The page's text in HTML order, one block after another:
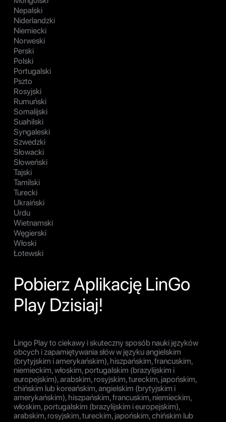
Nepalski
Niderlandzki
Niemiecki
Norweski
Perski
Polski
Portugalski
Pszto
Rosyjski
Rumuński
Somalijski
Suahilski
Syngaleski
Szwedzki
Słowacki
Słoweński
Tajski
Tamilski
Turecki
Ukraiński
Urdu
Wietnamski
Węgierski
Włoski
Łotewski
Pobierz Aplikację LinGo
Play Dzisiaj!
Lingo Play to ciekawy i skuteczny sposób nauki języków
obcych i zapamiętywania słów w języku angielskim
(brytyjskim i amerykańskim), hiszpańskim, francuskim,
niemieckim, włoskim, portugalskim (brazylijskim i
europejskim), arabskim, rosyjskim, tureckim, japońskim,
chińskim lub koreańskim, angielskim (brytyjskim i
amerykańskim), hiszpańskim, francuskim, niemieckim,
włoskim, portugalskim (brazylijskim i europejskim),
arabskim, rosyjskim, tureckim, japońskim, chińskim lub